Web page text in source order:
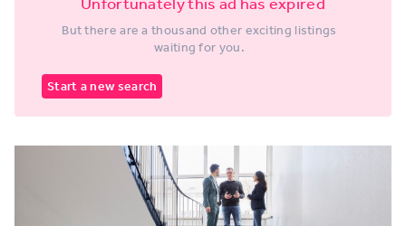
But there are a thousand other exciting listings
waiting for you.
Start a new search